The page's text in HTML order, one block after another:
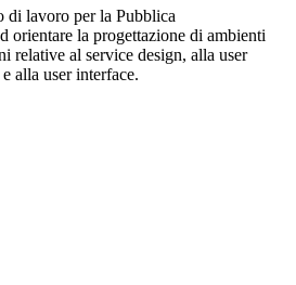
di lavoro per la Pubblica
orientare la progettazione di ambienti
relative al service design, alla user
alla user interface.